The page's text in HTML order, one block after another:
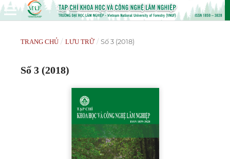
TRANG CHỦ / LƯU TRỮ / Số 3 (2018)
Số 3 (2018)